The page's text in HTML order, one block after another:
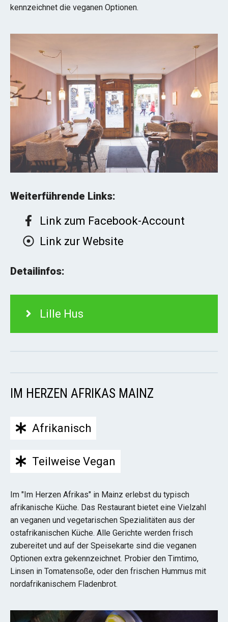
kennzeichnet die veganen Optionen.
Weiterführende Links:
Link zum Facebook-Account
Link zur Website
Detailinfos:
Lille Hus
IM HERZEN AFRIKAS MAINZ
Afrikanisch
Teilweise Vegan
Im "Im Herzen Afrikas" in Mainz erlebst du typisch
afrikanische Küche. Das Restaurant bietet eine Vielzahl
an veganen und vegetarischen Spezialitäten aus der
ostafrikanischen Küche. Alle Gerichte werden frisch
zubereitet und auf der Speisekarte sind die veganen
Optionen extra gekennzeichnet. Probier den Timtimo,
Linsen in Tomatensoße, oder den frischen Hummus mit
nordafrikanischem Fladenbrot.